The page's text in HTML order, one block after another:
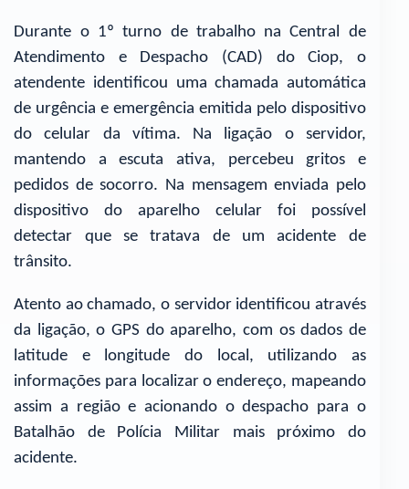
Durante o 1º turno de trabalho na Central de
Atendimento e Despacho (CAD) do Ciop, o
atendente identificou uma chamada automática
de urgência e emergência emitida pelo dispositivo
do celular da vítima. Na ligação o servidor,
mantendo a escuta ativa, percebeu gritos e
pedidos de socorro. Na mensagem enviada pelo
dispositivo do aparelho celular foi possível
detectar que se tratava de um acidente de
trânsito.
Atento ao chamado, o servidor identificou através
da ligação, o GPS do aparelho, com os dados de
latitude e longitude do local, utilizando as
informações para localizar o endereço, mapeando
assim a região e acionando o despacho para o
Batalhão de Polícia Militar mais próximo do
acidente.